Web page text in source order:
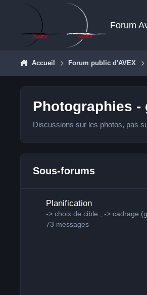
Aller au contenu
Forum
Accueil Forum public d'AVEX
Photographies -
Discussions sur les photos, pas
Sous-forums
Planification
-> choix de cible ; -> cadrage
73 messages